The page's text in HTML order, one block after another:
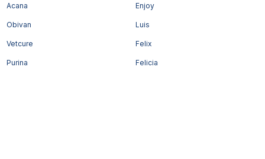
Acana Enjoy
Obivan Luis
Vetcure Felix
Purina Felicia